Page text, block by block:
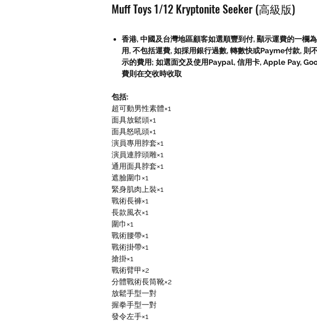
Muff Toys 1/12 Kryptonite Seeker (高級版)
香港, 中國及台灣地區顧客如選順豐到付, 顯示運費的一欄
用, 不包括運費, 如採用銀行過數, 轉數快或Payme付款, 則
示的費用; 如選面交及使用Paypal, 信用卡, Apple Pay,
費則在交收時收取
包括:
超可動男性素體×1
面具放鬆頭×1
面具怒吼頭×1
演員專用脖套×1
演員連脖頭雕×1
通用面具脖套×1
遮臉圍巾×1
緊身肌肉上裝×1
戰術長褲×1
長款風衣×1
圍巾×1
戰術腰帶×1
戰術掛帶×1
搶掛×1
戰術臂甲×2
分體戰術長筒靴×2
放鬆手型一對
握拳手型一對
發令左手×1